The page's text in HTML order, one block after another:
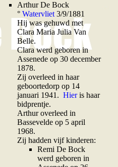
Arthur De Bock
° Watervliet 3/9/1881
Hij was gehuwd met
Clara Maria Julia Van
Belle.
Clara werd geboren in
Assenede op 30 december
1878.
Zij overleed in haar
geboortedorp op 14
januari 1941. Hieris haar
bidprentje.
Arthur overleed in
Bassevelde op 5 april
1968.
Zij hadden vijf kinderen:
Remi De Bock
werd geboren in